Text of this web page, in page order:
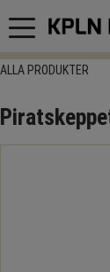
Meny
ALLA PRODUKTER